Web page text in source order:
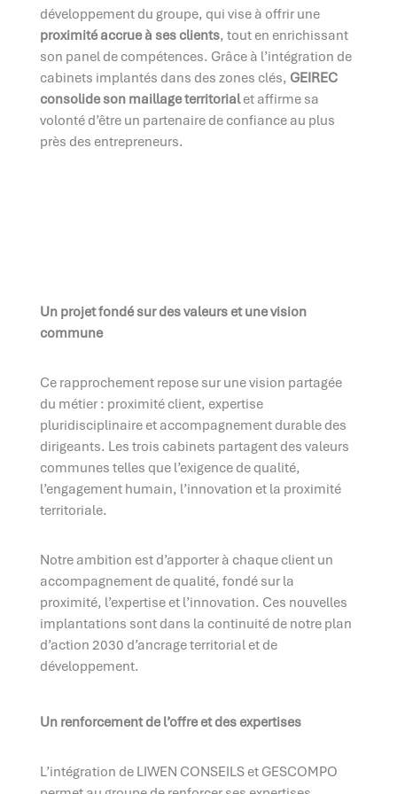
développement du groupe, qui vise à offrir une
proximité accrue à ses clients, tout en enrichissant
son panel de compétences. Grâce à l’intégration de
cabinets implantés dans des zones clés, GEIREC
consolide son maillage territorialet affirme sa
volonté d’être un partenaire de confiance au plus
près des entrepreneurs.
Un projet fondé sur des valeurs et une vision
commune
Ce rapprochement repose sur une vision partagée
du métier : proximité client, expertise
pluridisciplinaire et accompagnement durable des
dirigeants. Les trois cabinets partagent des valeurs
communes telles que l’exigence de qualité,
l’engagement humain, l’innovation et la proximité
territoriale.
Notre ambition est d’apporter à chaque client un
accompagnement de qualité, fondé sur la
proximité, l’expertise et l’innovation. Ces nouvelles
implantations sont dans la continuité de notre plan
d’action 2030 d’ancrage territorial et de
développement.
Un renforcement de l’offre et des expertises
L’intégration de LIWEN CONSEILS et GESCOMPO